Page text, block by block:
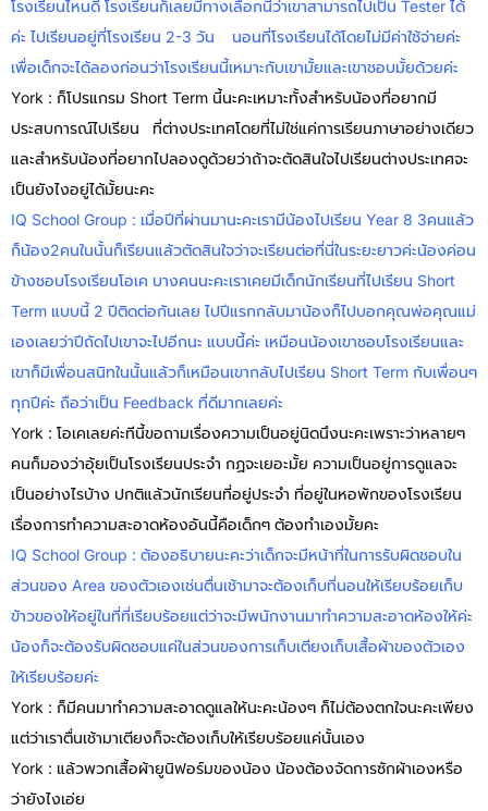
โรงเรียนไหนดี โรงเรียนก็เลยมีทางเลือกนี้ว่าเขาสามารถไปเป็น Tester ได้
ค่ะ ไปเรียนอยู่ที่โรงเรียน 2-3 วัน นอนที่โรงเรียนได้โดยไม่มีค่าใช้จ่ายค่ะ
เพื่อเด็กจะได้ลองก่อนว่าโรงเรียนนี้เหมาะกับเขามั้ยและเขาชอบมั้ยด้วยค่ะ
York : ก็โปรแกรม Short Term นี้นะคะเหมาะทั้งสำหรับน้องที่อยากมี
ประสบการณ์ไปเรียน ที่ต่างประเทศโดยที่ไม่ใช่แค่การเรียนภาษาอย่างเดียว
และสำหรับน้องที่อยากไปลองดูด้วยว่าถ้าจะตัดสินใจไปเรียนต่างประเทศจะ
เป็นยังไงอยู่ได้มั้ยนะคะ
IQ School Group : เมื่อปีที่ผ่านมานะคะเรามีน้องไปเรียน Year 8 3คนแล้ว
ก็น้อง2คนในนั้นก็เรียนแล้วตัดสินใจว่าจะเรียนต่อที่นี่ในระยะยาวค่ะน้องค่อน
ข้างชอบโรงเรียนโอเค บางคนนะคะเราเคยมีเด็กนักเรียนที่ไปเรียน Short
Term แบบนี้ 2 ปีติดต่อกันเลย ไปปีแรกกลับมาน้องก็ไปบอกคุณพ่อคุณแม่
เองเลยว่าปีถัดไปเขาจะไปอีกนะ แบบนี้ค่ะ เหมือนน้องเขาชอบโรงเรียนและ
เขาก็มีเพื่อนสนิทในนั้นแล้วก็เหมือนเขากลับไปเรียน Short Term กับเพื่อนๆ
ทุกปีค่ะ ถือว่าเป็น Feedback ที่ดีมากเลยค่ะ
York : โอเคเลยค่ะทีนี้ขอถามเรื่องความเป็นอยู่นิดนึงนะคะเพราะว่าหลายๆ
คนก็มองว่าอุ้ยเป็นโรงเรียนประจำ กฏจะเยอะมั้ย ความเป็นอยู่การดูแลจะ
เป็นอย่างไรบ้าง ปกติแล้วนักเรียนที่อยู่ประจำ ที่อยู่ในหอพักของโรงเรียน
เรื่องการทำความสะอาดห้องอันนี้คือเด็กๆ ต้องทำเองมั้ยคะ
IQ School Group : ต้องอธิบายนะคะว่าเด็กจะมีหน้าที่ในการรับผิดชอบใน
ส่วนของ Area ของตัวเองเช่นตื่นเช้ามาจะต้องเก็บที่นอนให้เรียบร้อยเก็บ
ข้าวของให้อยู่ในที่ที่เรียบร้อยแต่ว่าจะมีพนักงานมาทำความสะอาดห้องให้ค่ะ
น้องก็จะต้องรับผิดชอบแค่ในส่วนของการเก็บเตียงเก็บเสื้อผ้าของตัวเอง
ให้เรียบร้อยค่ะ
York : ก็มีคนมาทำความสะอาดดูแลให้นะคะน้องๆ ก็ไม่ต้องตกใจนะคะเพียง
แต่ว่าเราตื่นเช้ามาเตียงก็จะต้องเก็บให้เรียบร้อยแค่นั้นเอง
York : แล้วพวกเสื้อผ้ายูนิฟอร์มของน้อง น้องต้องจัดการซักผ้าเองหรือ
ว่ายังไงเอ่ย